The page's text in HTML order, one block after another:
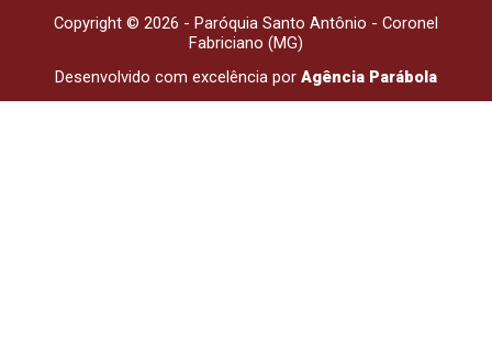
Copyright © 2026 - Paróquia Santo Antônio - Coronel
Fabriciano (MG)
Desenvolvido com excelência por Agência Parábola